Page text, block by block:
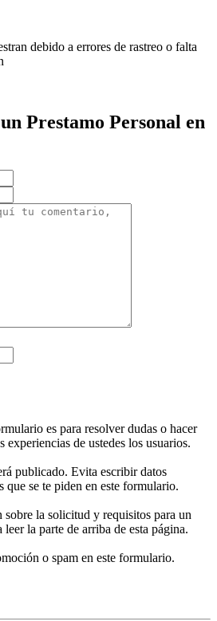
debido a errores de rastreo o falta
Prestamo Personal en
es para resolver dudas o hacer
experiencias de ustedes los usuarios.
publicado. Evita escribir datos
que se te piden en este formulario.
sobre la solicitud y requisitos para un
la parte de arriba de esta página.
o spam en este formulario.